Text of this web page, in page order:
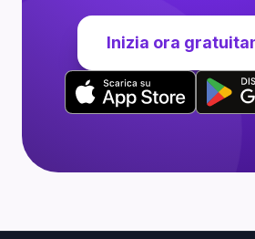
Inizia ora